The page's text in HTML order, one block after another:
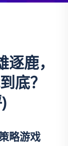
鹿，
底？
略游戏